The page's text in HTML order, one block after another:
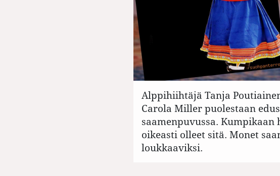
Alppihiihtäjä Tanja
Carola Miller puolestaan
saamenpuvussa.
oikeasti olleet sitä. Monet
loukkaaviksi.